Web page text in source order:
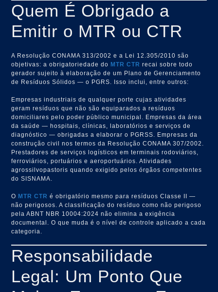
Quem É Obrigado a
Emitir o MTR ou CTR
A Resolução CONAMA 313/2002 e a Lei 12.305/2010 são
objetivas: a obrigatoriedade do MTR CTR recai sobre todo
gerador sujeito à elaboração de um Plano de Gerenciamento
de Resíduos Sólidos — o PGRS. Isso inclui, entre outros:
Empresas industriais de qualquer porte cujas atividades
geram resíduos que não são equiparados a resíduos
domiciliares pelo poder público municipal. Empresas da área
da saúde — hospitais, clínicas, laboratórios e serviços de
diagnóstico — obrigadas a elaborar o PGRSS. Empresas da
construção civil nos termos da Resolução CONAMA 307/2002.
Prestadores de serviços logísticos em terminais rodoviários,
ferroviários, portuários e aeroportuários. Atividades
agrossilvopastoris quando exigido pelos órgãos competentes
do SISNAMA.
O MTR CTR é obrigatório mesmo para resíduos Classe II —
não perigosos. A classificação do resíduo como não perigoso
pela ABNT NBR 10004:2024 não elimina a exigência
documental. O que muda é o nível de controle aplicado a cada
categoria.
Responsabilidade
Legal: Um Ponto Que